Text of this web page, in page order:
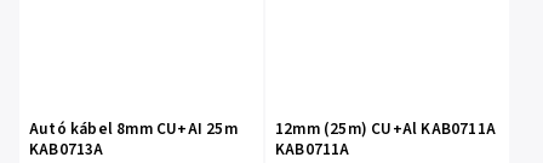
Autó kábel 8mm CU+AI 25m
KAB0713A
12mm (25m) CU+Al KAB0711A
KAB0711A